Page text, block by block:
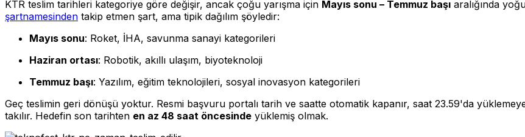
KTR teslim tarihleri kategoriye göre değişir, ancak çoğu yarışma için Mayıs sonu – Temmuz başı aralığında
şartnamesinden takip etmen şart, ama tipik dağılım şöyledir:
Mayıs sonu: Roket, İHA, savunma sanayi kategorileri
Haziran ortası: Robotik, akıllı ulaşım, biyoteknoloji
Temmuz başı: Yazılım, eğitim teknolojileri, sosyal inovasyon kategorileri
Geç teslimin geri dönüşü yoktur. Resmi başvuru portalı tarih ve saatte otomatik kapanır, saat 23.59'da
takılır. Hedefin son tarihten en az 48 saat öncesinde yüklemiş olmak.